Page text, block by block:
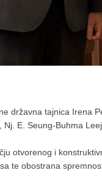
državna tajnica Irena
Nj. E. Seung-Buhma
otvorenog i
te obostrana